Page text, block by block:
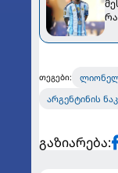
თეგები:
არგენტინის
გაზიარება: